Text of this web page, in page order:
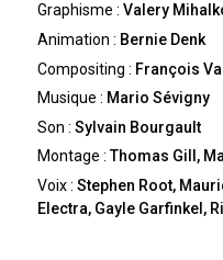
Graphisme :Valery
Animation : Bernie Denk
Compositing : François
Musique : Mario Sévigny
Son :Sylvain Bourgault
Montage :Thomas Gill,
Voix :Stephen Root,
Electra, Gayle Garfinkel,